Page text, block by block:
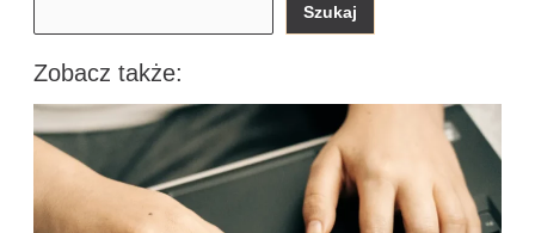
Szukaj
Zobacz także: